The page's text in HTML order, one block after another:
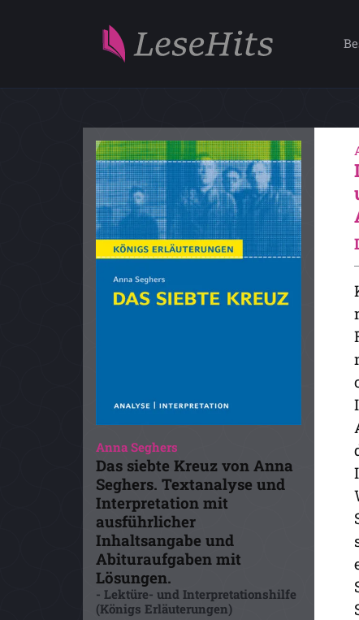
Anna Seghers
Das siebte Kreuz von Anna
Seghers. Textanalyse und
Interpretation mit
ausführlicher
Inhaltsangabe und
Abituraufgaben mit
Lösungen.
- Lektüre- und Interpretationshilfe
(Königs Erläuterungen)